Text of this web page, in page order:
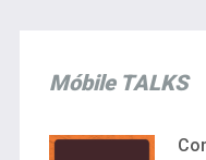
Móbile TALKS